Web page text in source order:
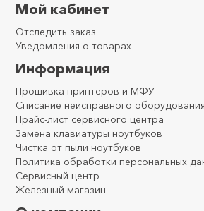
Мой кабинет
Отследить заказ
Уведомления о товарах
Информация
Прошивка принтеров и МФУ
Списание неисправного оборудования
Прайс-лист сервисного центра
Замена клавиатуры ноутбуков
Чистка от пыли ноутбуков
Политика обработки персональных
Сервисный центр
Железный магазин